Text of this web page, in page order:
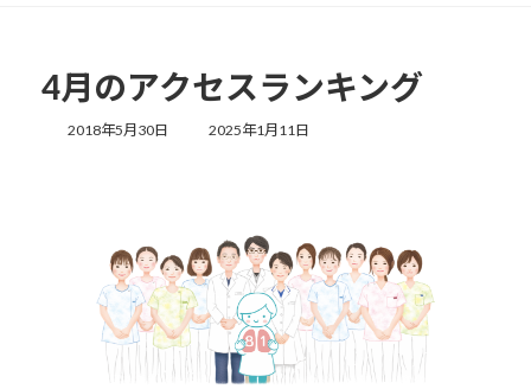
4月のアクセスランキング
2018年5月30日
最
:
2025年1月11日